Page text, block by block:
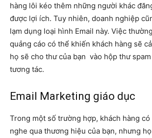
hàng lôi kéo thêm những người khác
được lợi ích. Tuy nhiên, doanh nghiệp
lạm dụng loại hình Email này. Việc
quảng cáo có thể khiến khách hàng sẽ
họ sẽ cho thư của bạn vào hộp thư
tương tác.
Email Marketing giáo dục
Trong một số trường hợp, khách hàng
nghe qua thương hiệu của bạn, nhưng